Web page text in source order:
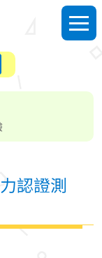
選單
認證測